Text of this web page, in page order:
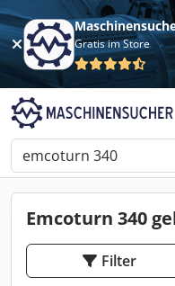
Gratis im Store
Emcoturn 340
Filter